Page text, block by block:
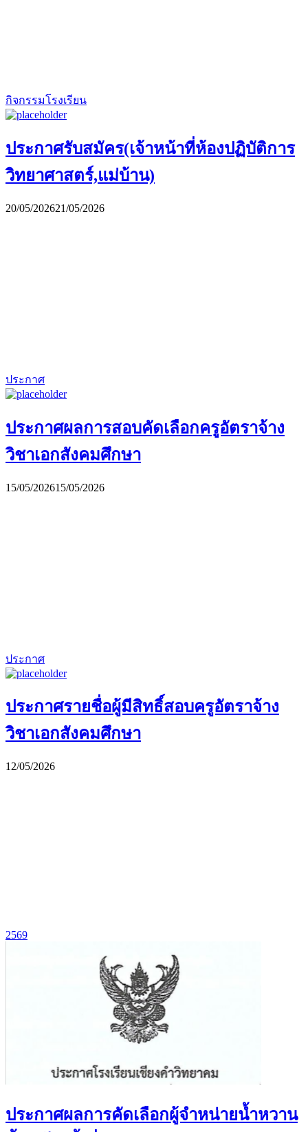
กิจกรรมโรงเรียน
ประกาศรับสมัคร(เจ้าหน้าที่ห้องปฏิบัติการ
วิทยาศาสตร์,แม่บ้าน)
20/05/202621/05/2026
ประกาศ
ประกาศผลการสอบคัดเลือกครูอัตราจ้าง
วิชาเอกสังคมศึกษา
15/05/202615/05/2026
ประกาศ
ประกาศรายชื่อผู้มีสิทธิ์สอบครูอัตราจ้าง
วิชาเอกสังคมศึกษา
12/05/2026
2569
ประกาศผลการคัดเลือกผู้จำหน่ายน้ำหวาน